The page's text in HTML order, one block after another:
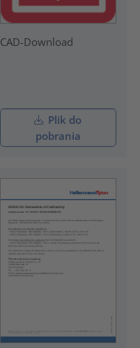
CAD-Download
Plik do
pobrania